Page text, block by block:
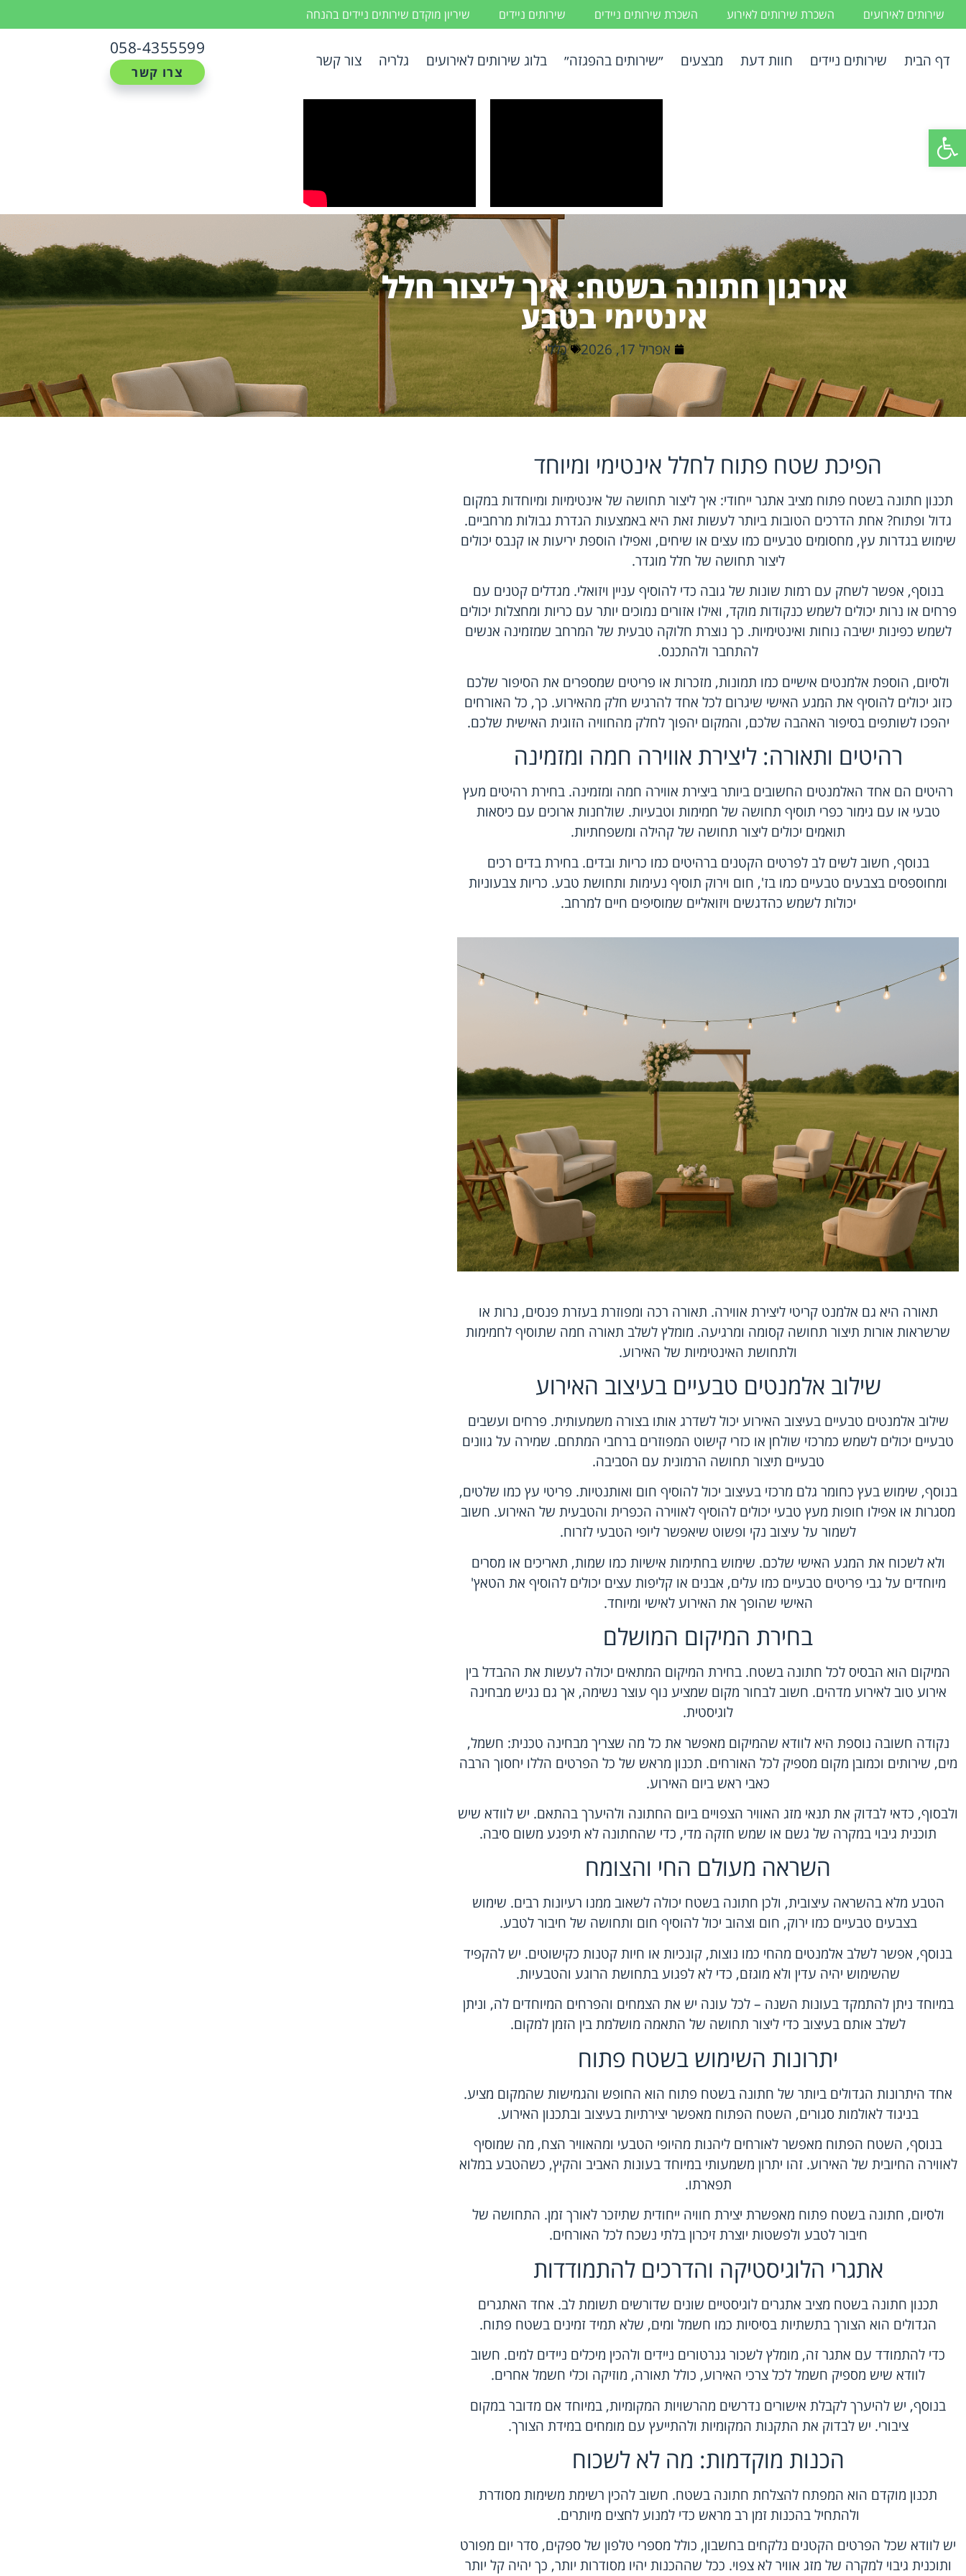
פתח סרגל נגישות
שירותים לאירועים השכרת שירותים לאירוע השכרת שירותים ניידים שירותים ניידים שיריון מוקדם שירותים ניידים בהנחה
דף הבית שירותים ניידים חוות דעת מבצעים ״שירותים בהפגזה״ בלוג שירותים לאירועים גלריה צור קשר
058-4355599
צרו קשר
אירגון חתונה בשטח: איך ליצור חלל
אינטימי בטבע
אפריל 17, 2026 כללי
הפיכת שטח פתוח לחלל אינטימי ומיוחד
תכנון חתונה בשטח פתוח מציב אתגר ייחודי: איך ליצור תחושה של אינטימיות ומיוחדות במקום
גדול ופתוח? אחת הדרכים הטובות ביותר לעשות זאת היא באמצעות הגדרת גבולות מרחביים.
שימוש בגדרות עץ, מחסומים טבעיים כמו עצים או שיחים, ואפילו הוספת יריעות או קנבס יכולים
ליצור תחושה של חלל מוגדר.
בנוסף, אפשר לשחק עם רמות שונות של גובה כדי להוסיף עניין ויזואלי. מגדלים קטנים עם
פרחים או נרות יכולים לשמש כנקודות מוקד, ואילו אזורים נמוכים יותר עם כריות ומחצלות יכולים
לשמש כפינות ישיבה נוחות ואינטימיות. כך נוצרת חלוקה טבעית של המרחב שמזמינה אנשים
להתחבר ולהתכנס.
ולסיום, הוספת אלמנטים אישיים כמו תמונות, מזכרות או פריטים שמספרים את הסיפור שלכם
כזוג יכולים להוסיף את המגע האישי שיגרום לכל אחד להרגיש חלק מהאירוע. כך, כל האורחים
יהפכו לשותפים בסיפור האהבה שלכם, והמקום יהפוך לחלק מהחוויה הזוגית האישית שלכם.
רהיטים ותאורה: ליצירת אווירה חמה ומזמינה
רהיטים הם אחד האלמנטים החשובים ביותר ביצירת אווירה חמה ומזמינה. בחירת רהיטים מעץ
טבעי או עם גימור כפרי תוסיף תחושה של חמימות וטבעיות. שולחנות ארוכים עם כיסאות
תואמים יכולים ליצור תחושה של קהילה ומשפחתיות.
בנוסף, חשוב לשים לב לפרטים הקטנים ברהיטים כמו כריות ובדים. בחירת בדים רכים
ומחוספסים בצבעים טבעיים כמו בז', חום וירוק תוסיף נעימות ותחושת טבע. כריות צבעוניות
יכולות לשמש כהדגשים ויזואליים שמוסיפים חיים למרחב.
תאורה היא גם אלמנט קריטי ליצירת אווירה. תאורה רכה ומפוזרת בעזרת פנסים, נרות או
שרשראות אורות תיצור תחושה קסומה ומרגיעה. מומלץ לשלב תאורה חמה שתוסיף לחמימות
ולתחושת האינטימיות של האירוע.
שילוב אלמנטים טבעיים בעיצוב האירוע
שילוב אלמנטים טבעיים בעיצוב האירוע יכול לשדרג אותו בצורה משמעותית. פרחים ועשבים
טבעיים יכולים לשמש כמרכזי שולחן או כזרי קישוט המפוזרים ברחבי המתחם. שמירה על גוונים
טבעיים תיצור תחושה הרמונית עם הסביבה.
בנוסף, שימוש בעץ כחומר גלם מרכזי בעיצוב יכול להוסיף חום ואותנטיות. פריטי עץ כמו שלטים,
מסגרות או אפילו חופות מעץ טבעי יכולים להוסיף לאווירה הכפרית והטבעית של האירוע. חשוב
לשמור על עיצוב נקי ופשוט שיאפשר ליופי הטבעי לזרוח.
ולא לשכוח את המגע האישי שלכם. שימוש בחתימות אישיות כמו שמות, תאריכים או מסרים
מיוחדים על גבי פריטים טבעיים כמו עלים, אבנים או קליפות עצים יכולים להוסיף את הטאץ'
האישי שהופך את האירוע לאישי ומיוחד.
בחירת המיקום המושלם
המיקום הוא הבסיס לכל חתונה בשטח. בחירת המיקום המתאים יכולה לעשות את ההבדל בין
אירוע טוב לאירוע מדהים. חשוב לבחור מקום שמציע נוף עוצר נשימה, אך גם נגיש מבחינה
לוגיסטית.
נקודה חשובה נוספת היא לוודא שהמיקום מאפשר את כל מה שצריך מבחינה טכנית: חשמל,
מים, שירותים וכמובן מקום מספיק לכל האורחים. תכנון מראש של כל הפרטים הללו יחסוך הרבה
כאבי ראש ביום האירוע.
ולבסוף, כדאי לבדוק את תנאי מזג האוויר הצפויים ביום החתונה ולהיערך בהתאם. יש לוודא שיש
תוכנית גיבוי במקרה של גשם או שמש חזקה מדי, כדי שהחתונה לא תיפגע משום סיבה.
השראה מעולם החי והצומח
הטבע מלא בהשראה עיצובית, ולכן חתונה בשטח יכולה לשאוב ממנו רעיונות רבים. שימוש
בצבעים טבעיים כמו ירוק, חום וצהוב יכול להוסיף חום ותחושה של חיבור לטבע.
בנוסף, אפשר לשלב אלמנטים מהחי כמו נוצות, קונכיות או חיות קטנות כקישוטים. יש להקפיד
שהשימוש יהיה עדין ולא מוגזם, כדי לא לפגוע בתחושת הרוגע והטבעיות.
במיוחד ניתן להתמקד בעונות השנה – לכל עונה יש את הצמחים והפרחים המיוחדים לה, וניתן
לשלב אותם בעיצוב כדי ליצור תחושה של התאמה מושלמת בין הזמן למקום.
יתרונות השימוש בשטח פתוח
אחד היתרונות הגדולים ביותר של חתונה בשטח פתוח הוא החופש והגמישות שהמקום מציע.
בניגוד לאולמות סגורים, השטח הפתוח מאפשר יצירתיות בעיצוב ובתכנון האירוע.
בנוסף, השטח הפתוח מאפשר לאורחים ליהנות מהיופי הטבעי ומהאוויר הצח, מה שמוסיף
לאווירה החיובית של האירוע. זהו יתרון משמעותי במיוחד בעונות האביב והקיץ, כשהטבע במלוא
תפארתו.
ולסיום, חתונה בשטח פתוח מאפשרת יצירת חוויה ייחודית שתיזכר לאורך זמן. התחושה של
חיבור לטבע ולפשטות יוצרת זיכרון בלתי נשכח לכל האורחים.
אתגרי הלוגיסטיקה והדרכים להתמודדות
תכנון חתונה בשטח מציב אתגרים לוגיסטיים שונים שדורשים תשומת לב. אחד האתגרים
הגדולים הוא הצורך בתשתיות בסיסיות כמו חשמל ומים, שלא תמיד זמינים בשטח פתוח.
כדי להתמודד עם אתגר זה, מומלץ לשכור גנרטורים ניידים ולהכין מיכלים ניידים למים. חשוב
לוודא שיש מספיק חשמל לכל צרכי האירוע, כולל תאורה, מוזיקה וכלי חשמל אחרים.
בנוסף, יש להיערך לקבלת אישורים נדרשים מהרשויות המקומיות, במיוחד אם מדובר במקום
ציבורי. יש לבדוק את התקנות המקומיות ולהתייעץ עם מומחים במידת הצורך.
הכנות מוקדמות: מה לא לשכוח
תכנון מוקדם הוא המפתח להצלחת חתונה בשטח. חשוב להכין רשימת משימות מסודרת
ולהתחיל בהכנות זמן רב מראש כדי למנוע לחצים מיותרים.
יש לוודא שכל הפרטים הקטנים נלקחים בחשבון, כולל מספרי טלפון של ספקים, סדר יום מפורט
ותוכנית גיבוי למקרה של מזג אוויר לא צפוי. ככל שההכנות יהיו מסודרות יותר, כך יהיה קל יותר